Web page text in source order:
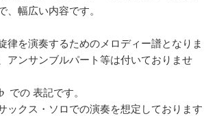
、幅広い内容です。
律を演奏するためのメロディー譜となりま
アンサンブルパート等は付いておりませ
の 表記です。
ックス・ソロでの演奏を想定しております